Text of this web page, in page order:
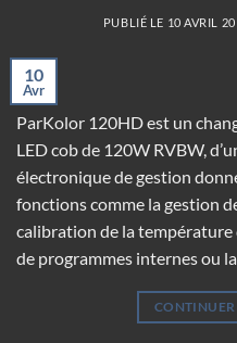
PUBLIÉ LE 10 AVRIL
10
Avr
ParKolor 120HD est un
LED cob de 120W RVBW,
électronique de gestion
fonctions comme la gestion
calibration de la température
de programmes internes ou
CONTINUER